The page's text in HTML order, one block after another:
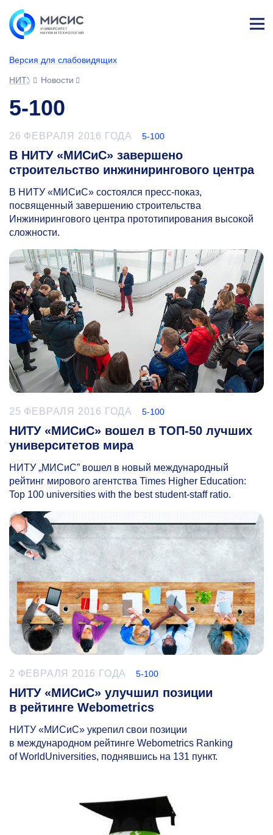
Версия для слабовидящих
НИТУ МИСИС
Новости
5-100
26 ФЕВРАЛЯ 2016 ГОДА 5-100
В НИТУ «МИСиС» завершено
строительство инжинирингового центра
В НИТУ «МИСиС» состоялся пресс-показ,
посвященный завершению строительства
Инжинирингового центра прототипирования высокой
сложности.
25 ФЕВРАЛЯ 2016 ГОДА 5-100
НИТУ «МИСиС» вошел в ТОП-50 лучших
университетов мира
НИТУ „МИСиС” вошел в новый международный
рейтинг мирового агентства Times Higher Education:
Top 100 universities with the best student-staff ratio.
2 ФЕВРАЛЯ 2016 ГОДА 5-100
НИТУ «МИСиС» улучшил позиции
в рейтинге Webometrics
НИТУ «МИСиС» укрепил свои позиции
в международном рейтинге Webometrics Ranking
of WorldUniversities, поднявшись на 131 пункт.